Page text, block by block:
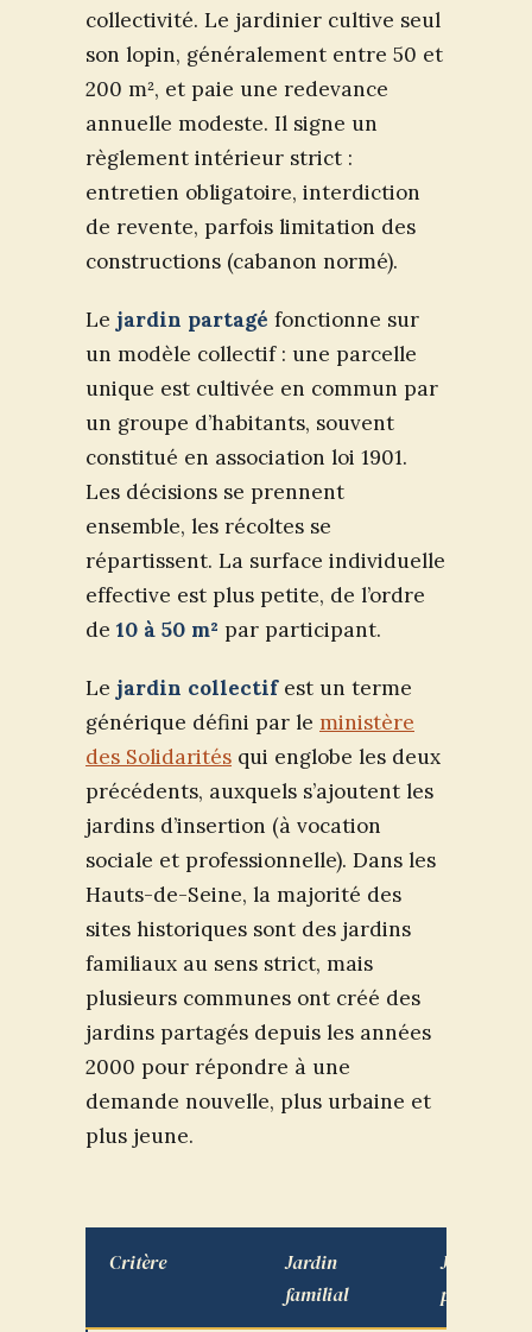
collectivité. Le jardinier cultive seul
son lopin, généralement entre 50 et
200 m², et paie une redevance
annuelle modeste. Il signe un
règlement intérieur strict :
entretien obligatoire, interdiction
de revente, parfois limitation des
constructions (cabanon normé).
Le jardin partagé fonctionne sur
un modèle collectif : une parcelle
unique est cultivée en commun par
un groupe d’habitants, souvent
constitué en association loi 1901.
Les décisions se prennent
ensemble, les récoltes se
répartissent. La surface individuelle
effective est plus petite, de l’ordre
de 10 à 50 m² par participant.
Le jardin collectifest un terme
générique défini par le ministère
des Solidarités qui englobe les deux
précédents, auxquels s’ajoutent les
jardins d’insertion (à vocation
sociale et professionnelle). Dans les
Hauts-de-Seine, la majorité des
sites historiques sont des jardins
familiaux au sens strict, mais
plusieurs communes ont créé des
jardins partagés depuis les années
2000 pour répondre à une
demande nouvelle, plus urbaine et
plus jeune.
Critère
Jardin
familial
Jardin
partagé